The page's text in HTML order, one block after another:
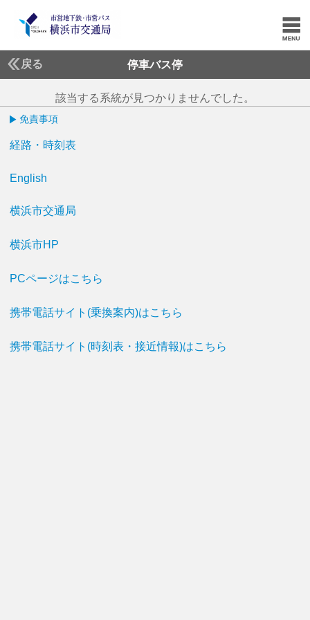
戻る 停車バス停
該当する系統が見つかりませんでした。
免責事項
経路・時刻表
English
横浜市交通局
横浜市HP
PCページはこちら
携帯電話サイト(乗換案内)はこちら
携帯電話サイト(時刻表・接近情報)はこちら